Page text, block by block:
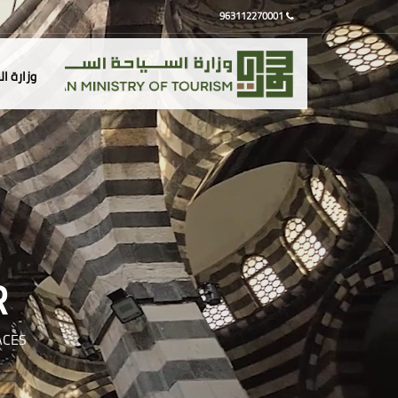
963112270001
وزارة